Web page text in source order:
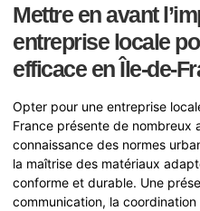
Mettre en avant
entreprise locale
efficace en Île-de-
Opter pour une entreprise
France présente de nombreux
connaissance des normes
la maîtrise des matériaux
conforme et durable. Une
communication, la